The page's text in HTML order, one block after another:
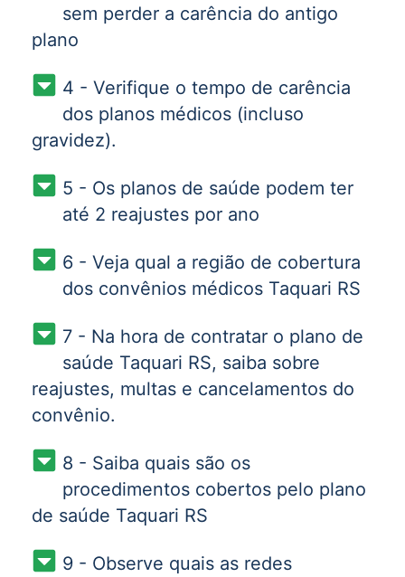
sem perder a carência do antigo
plano
4 - Verifique o tempo de carência
dos planos médicos (incluso
gravidez).
5 - Os planos de saúde podem ter
até 2 reajustes por ano
6 - Veja qual a região de cobertura
dos convênios médicos Taquari RS
7 - Na hora de contratar o plano de
saúde Taquari RS, saiba sobre
reajustes, multas e cancelamentos do
convênio.
8 - Saiba quais são os
procedimentos cobertos pelo plano
de saúde Taquari RS
9 - Observe quais as redes